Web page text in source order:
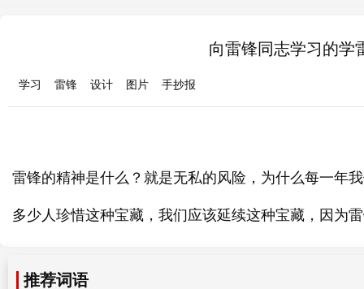
向雷锋同志学习的学
学习 雷锋 设计 图片 手抄报
雷锋的精神是什么？就是无私的风险，为什么每一年
多少人珍惜这种宝藏，我们应该延续这种宝藏，因为
推荐词语